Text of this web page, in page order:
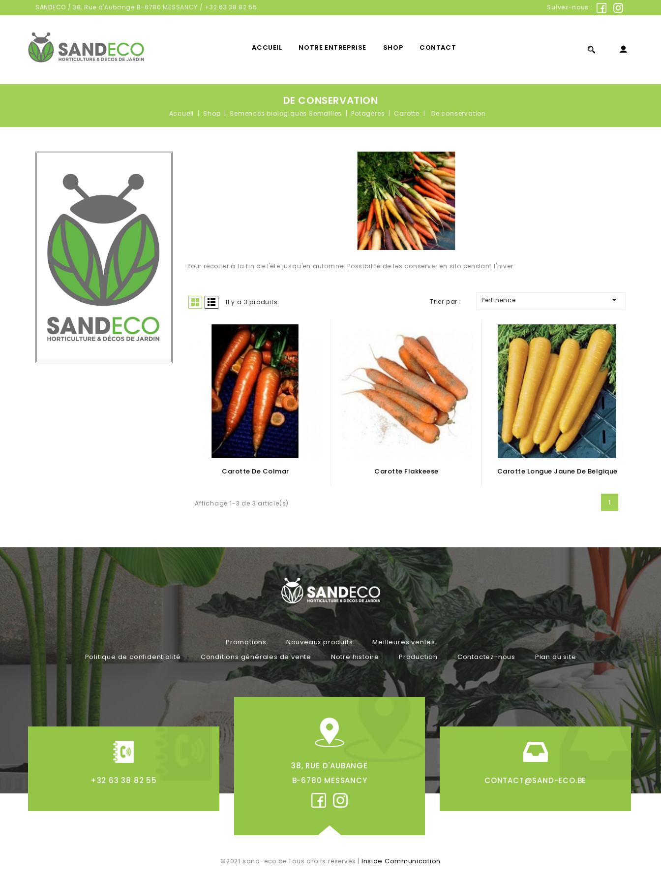
SANDECO / 38, Rue d'Aubange B-6780 MESSANCY / +32 63 38 82 55 Suivez-nous :
ACCUEIL NOTRE ENTREPRISE SHOP CONTACT
DE CONSERVATION
Accueil Shop Semences biologiques Semailles Potagères Carotte De conservation
Pour récolter à la fin de l'été jusqu'en automne. Possibilité de les conserver en silo pendant l'hiver
Il y a 3 produits. Trier par : Pertinence 
Carotte De Colmar Carotte Flakkeese Carotte Longue Jaune De Belgique
Affichage 1-3 de 3 article(s) 1
Promotions Nouveaux produits
Meilleures ventes
Politique de confidentialité
Conditions générales de vente Notre histoire Production Contactez-nous Plan du site
+32 63 38 82 55
38, RUE D'AUBANGE
B-6780 MESSANCY
CONTACT@SAND-ECO.BE
©2021 sand-eco.be Tous droits réservés | Inside Communication